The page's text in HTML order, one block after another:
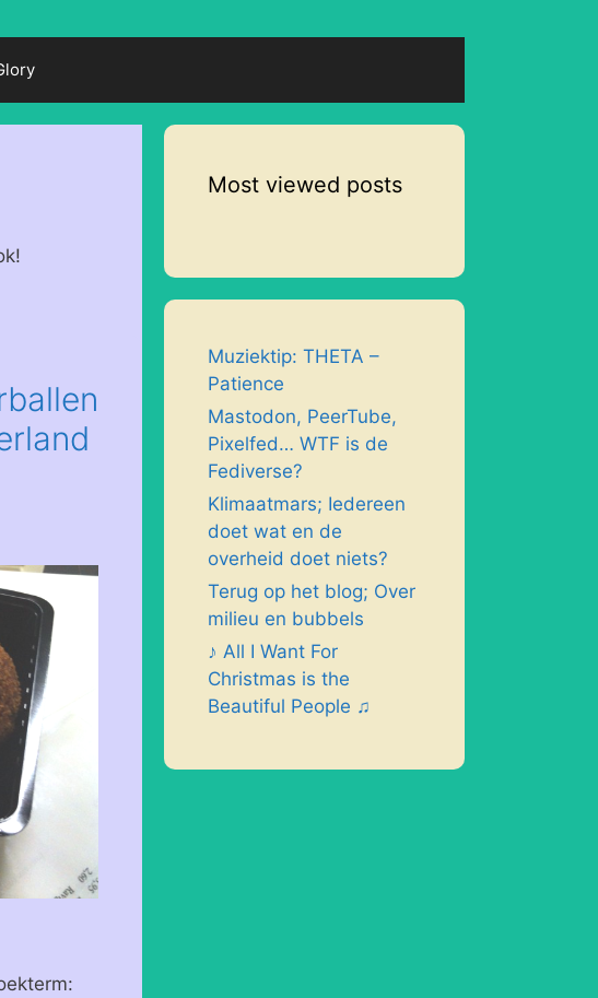
Most viewed posts
Muziektip: THETA –
Patience
Mastodon, PeerTube,
Pixelfed… WTF is de
Fediverse?
Klimaatmars; Iedereen
doet wat en de
overheid doet niets?
Terug op het blog; Over
milieu en bubbels
♪ All I Want For
Christmas is the
Beautiful People ♫